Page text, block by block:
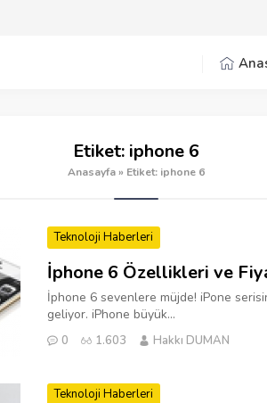
Etiket: iphone 6
Anasayfa» Etiket: iphone 6
Teknoloji Haberleri
İphone 6 Özellikleri ve
İphone 6 sevenlere müjde! iPone
geliyor. iPhone büyük...
0 1.603 Hakkı DUMAN
Teknoloji Haberleri